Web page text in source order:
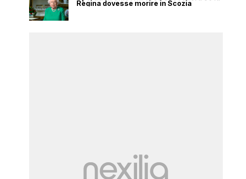
Regina dovesse morire in Scozia